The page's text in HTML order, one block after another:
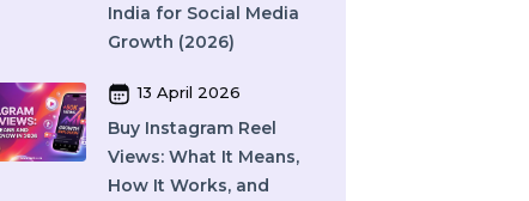
16 April 2026
India for Social Media
Growth (2026)